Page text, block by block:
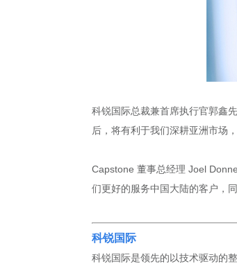
科锐国际总裁兼首席执行官郭鑫
后，将有利于我们深耕亚洲市场
Capstone 董事总经理 Joel
们更好的服务中国大陆的客户，
科锐国际
科锐国际是领先的以技术驱动的